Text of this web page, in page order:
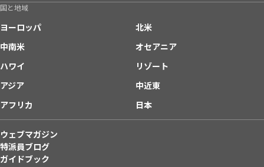
国と地域
ヨーロッパ
北米
中南米
オセアニア
ハワイ
リゾート
アジア
中近東
アフリカ
日本
ウェブマガジン
特派員ブログ
ガイドブック